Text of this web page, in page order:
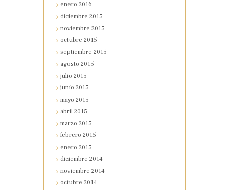
enero2016
diciembre2015
noviembre2015
octubre2015
septiembre2015
agosto2015
julio2015
junio2015
mayo2015
abril2015
marzo2015
febrero2015
enero2015
diciembre2014
noviembre2014
octubre2014